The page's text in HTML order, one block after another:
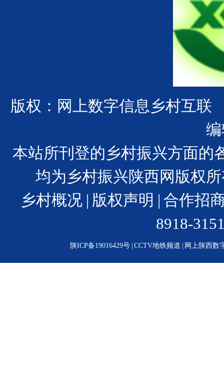
版权：网上数字信息乡村互
本站所刊登的乡村振兴方面的
均为乡村振兴陕西网版权
乡村概况
版权声明 |合作招
8918-
陕ICP备19016429号 |CCTV地铁频道 网上陕西数